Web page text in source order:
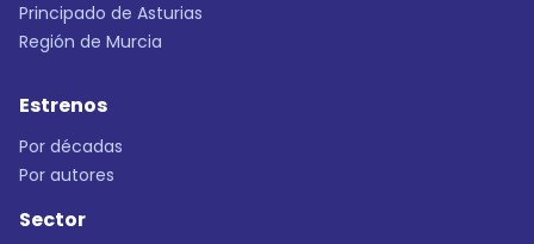
Principado de Asturias
Región de Murcia
Estrenos
Por décadas
Por autores
Sector